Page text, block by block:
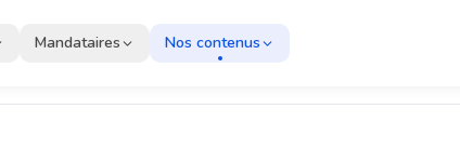
Mandataires Nos contenus